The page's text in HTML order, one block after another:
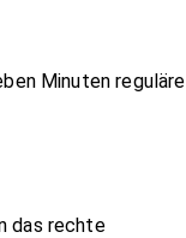
Minuten reguläre
das rechte